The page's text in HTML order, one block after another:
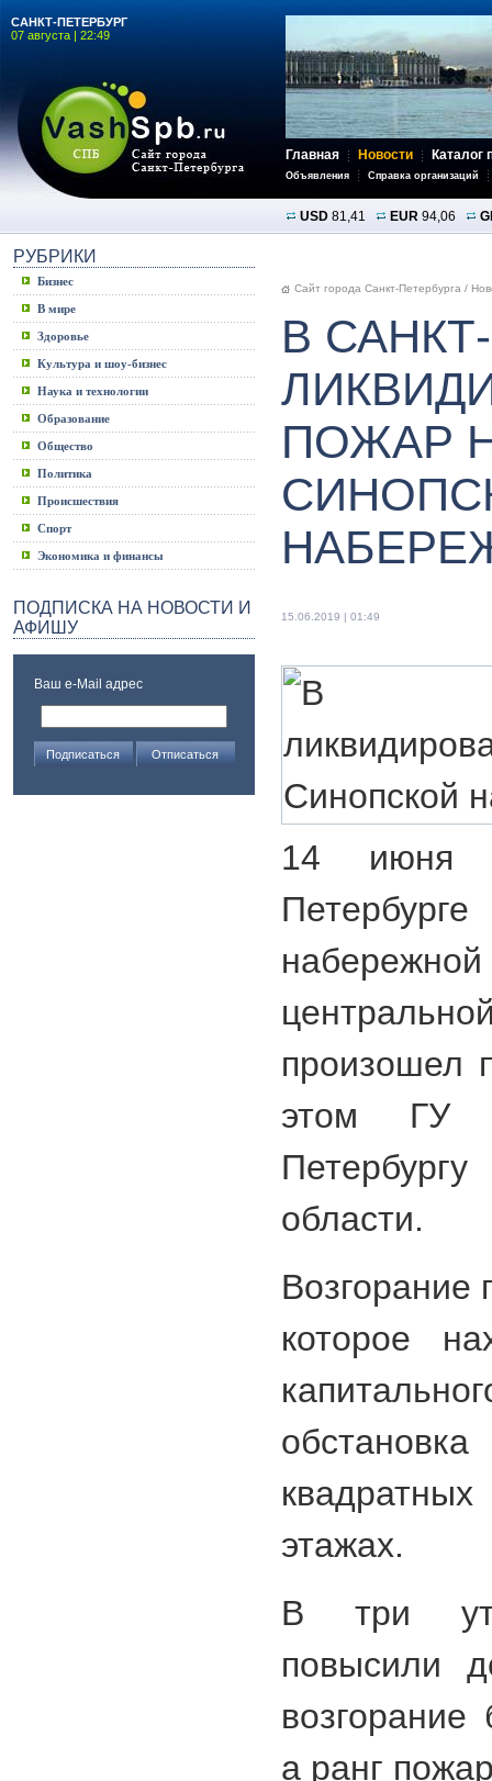
САНКТ-ПЕТЕРБУРГ
07 августа | 22:49
Главная Новости Каталог
Объявления Справка организаций
USD 81,41 EUR 94,06
РУБРИКИ
Бизнес
В мире
Здоровье
Культура и шоу-бизнес
Наука и технологии
Образование
Общество
Политика
Происшествия
Спорт
Экономика и финансы
ПОДПИСКА НА НОВОСТИ И
АФИШУ
Ваш e-Mail адрес
Сайт города Санкт-Петербурга /
В
ПОЖАР
15.06.2019 | 01:49
14 июня
произошел
этом ГУ
области.
Возгорание
которое
этажах.
В три
повысили
а ранг